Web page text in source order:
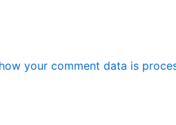
your comment data is